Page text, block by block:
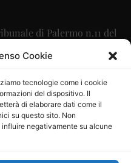
Cookie
tecnologie come i cookie
del dispositivo. Il
di elaborare dati come il
su questo sito. Non
negativamente su alcune
di Palermo n.11 del
Scaglione
Maria Calabrese